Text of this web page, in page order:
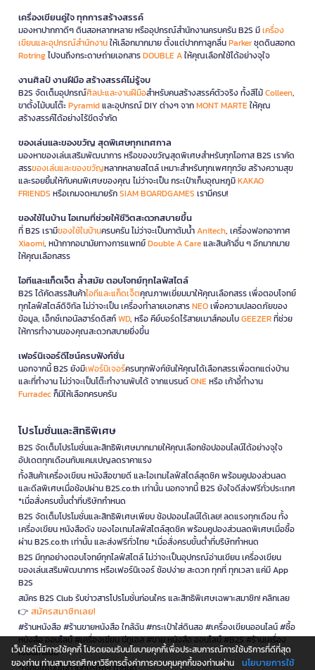
เครื่องเขียนคู่ใจ ทุกการสร้างสรรค์
มองหาปากกาดีๆ ดินสอหลากหลาย หรืออุปกรณ์สำนักงานครบครัน B2S มีเครื่อง
เขียนและอุปกรณ์สำนักงานให้เลือกมากมาย ตั้งแต่ปากกาลูกลื่นParkerชุดดินสอกด
Rotringไปจนถึงกระดาษถ่ายเอกสารDOUBLE Aให้คุณเลือกใช้ได้อย่างจุใจ
งานศิลป์ งานฝีมือ สร้างสรรค์ไม่รู้จบ
B2S จัดเต็มอุปกรณ์ศิลปะและงานฝีมือสำหรับคนสร้างสรรค์ตัวจริง ทั้งสีไม้Colleen,
ขาตั้งไม้บนโต๊ะPyramidและอุปกรณ์ DIY ต่างๆ จากMONT MARTEให้คุณ
สร้างสรรค์ได้อย่างไร้ขีดจำกัด
ของเล่นและของขวัญ สุดพิเศษทุกเทศกาล
มองหาของเล่นเสริมพัฒนาการ หรือของขวัญสุดพิเศษสำหรับทุกโอกาส B2S เราคัด
สรรของเล่นและของขวัญหลากหลายสไตล์ เหมาะสำหรับทุกเพศทุกวัย สร้างความสุข
และรอยยิ้มให้กับคนพิเศษของคุณ ไม่ว่าจะเป็น กระเป๋าเก็บอุณหภูมิKAKAO
FRIENDS หรือเกมจดหมายรักSIAM BOARDGAMES เรามีครบ!
ของใช้ในบ้าน ไอเทมที่ช่วยให้ชีวิตสะดวกสบายขึ้น
ที่ B2S เรามีของใช้ในบ้านครบครัน ไม่ว่าจะเป็นกาต้มน้ำAnitech, เครื่องฟอกอากาศ
Xiaomi, หน้ากากอนามัยทางการแพทย์Double A Careและสินค้าอื่น ๆ อีกมากมาย
ให้คุณเลือกสรร
ไอทีและแก็ดเจ็ต ล้ำสมัย ตอบโจทย์ทุกไลฟ์สไตล์
B2S ได้คัดสรรสินค้าไอทีและแก็ดเจ็ตคุณภาพเยี่ยมมาให้คุณเลือกสรร เพื่อตอบโจทย์
ทุกไลฟ์สไตล์ดิจิทัล ไม่ว่าจะเป็น เครื่องทำลายเอกสารNEOเพื่อความปลอดภัยของ
ข้อมูล, เอ็กซ์เทอนัลฮาร์ดดิสก์WD, หรือ คีย์บอร์ดไร้สายเมาส์คอมโบGEEZERที่ช่วย
ให้การทำงานของคุณสะดวกสบายยิ่งขึ้น
เฟอร์นิเจอร์ดีไซน์ครบฟังก์ชั่น
นอกจากนี้ B2S ยังมีเฟอร์นิเจอร์ครบทุกฟังก์ชันให้คุณได้เลือกสรรเพื่อตกแต่งบ้าน
และที่ทำงาน ไม่ว่าจะเป็นโต๊ะทำงานพับได้ จากแบรนด์ONEหรือ เก้าอี้ทำงาน
Furradecก็มีให้เลือกครบครัน
โปรโมชั่นและสิทธิพิเศษ
B2S จัดเต็มโปรโมชั่นและสิทธิพิเศษมากมายให้คุณเลือกช้อปออนไลน์ได้อย่างจุใจ
อัปเดตทุกเดือนกับแคมเปญลดราคาแรง
ทั้งสินค้าเครื่องเขียน หนังสือขายดี และไอเทมไลฟ์สไตล์สุดชิค พร้อมคูปองส่วนลด
และดีลพิเศษเมื่อช้อปผ่าน B2S.co.th เท่านั้น นอกจากนี้ B2S ยังใจดีส่งฟรีทั่วประเทศ
*เมื่อสั่งครบขั้นต่ำที่บริษัทกำหนด
B2S จัดเต็มโปรโมชั่นและสิทธิพิเศษเพียบ ช้อปออนไลน์ได้เลย! ลดแรงทุกเดือน ทั้ง
เครื่องเขียน หนังสือดัง ของไอเทมไลฟ์สไตล์สุดชิค พร้อมคูปองส่วนลดพิเศษเมื่อซื้อ
ผ่าน B2S.co.th เท่านั้น และส่งฟรีทั่วไทย *เมื่อสั่งครบขั้นต่ำที่บริษัทกำหนด
B2S มีทุกอย่างตอบโจทย์ทุกไลฟ์สไตล์ ไม่ว่าจะเป็นอุปกรณ์อ่านเขียน เครื่องเขียน
ของเล่นเสริมพัฒนาการ หรือเฟอร์นิเจอร์ ช้อปง่าย สะดวก ทุกที่ ทุกเวลา แค่มี App
B2S
สมัคร B2S Club รับข่าวสารโปรโมชั่นก่อนใคร และสิทธิพิเศษเฉพาะสมาชิก! คลิกเลย
👉 สมัครสมาชิกเลย!
#ร้านหนังสือ #ร้านขายหนังสือ ใกล้ฉัน #กระเป๋าใส่ดินสอ #เครื่องเขียนออนไลน์ #ซื้อ
หนังสือ ออนไลน์ #เครื่องเขียน บีทูเอส #ขาย หนังสือ ออนไลน์ #B2S #ร้านเครื่อง
เขียนใกล้ฉัน
เว็บไซต์นี้มีการใช้คุกกี้ โปรดยอมรับนโยบายคุกกี้เพื่อประสบการณ์การใช้บริการที่ดีที่สุด
ของท่าน ท่านสามารถศึกษาวิธีการตั้งค่าการควบคุมคุกกี้ของท่านผ่าน
นโยบายการใช้